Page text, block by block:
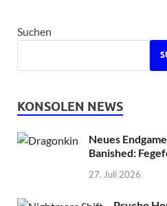
Suchen
KONSOLEN NEWS
Neues
Banished:
27. Juli 2026